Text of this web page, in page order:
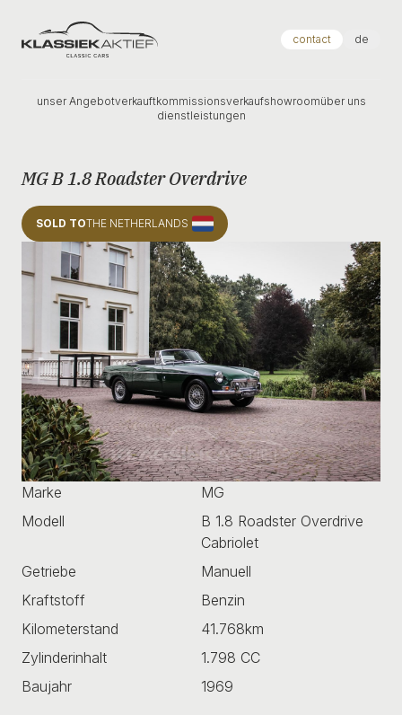
Klassiek Aktief contact de
unser Angebotverkauftkommissionsverkaufshowroomüber uns
dienstleistungen
MG B 1.8 Roadster Overdrive
SOLD TOTHE NETHERLANDS
Marke
MG
Modell
B 1.8 Roadster Overdrive
Cabriolet
Getriebe
Manuell
Kraftstoff
Benzin
Kilometerstand
41.768km
Zylinderinhalt
1.798 CC
Baujahr
1969